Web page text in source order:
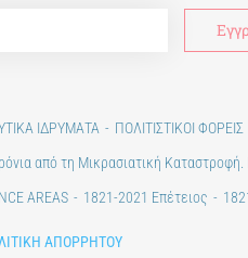
ΙΔΡΥΜΑΤΑ ΠΟΛΙΤΙΣΤΙΚΟΙ ΦΟΡΕΙΣ
από τη Μικρασιατική
AREAS 1821-2021 Επέτειος
ΑΠΟΡΡΗΤΟΥ